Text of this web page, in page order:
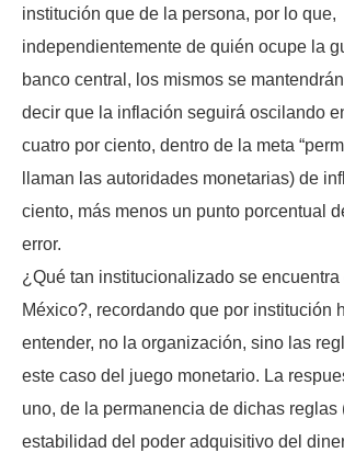
institución que de la persona, por lo que,
independientemente de quién ocupe la
banco central, los mismos se
decir que la inflación seguirá oscilando
cuatro por ciento, dentro de la meta
llaman las autoridades monetarias) de
ciento, más menos un punto porcentual
error.
¿Qué tan institucionalizado se
México?, recordando que por institución
entender, no la organización, sino las
este caso del juego monetario. La
uno, de la permanencia de dichas reglas
estabilidad del poder adquisitivo del